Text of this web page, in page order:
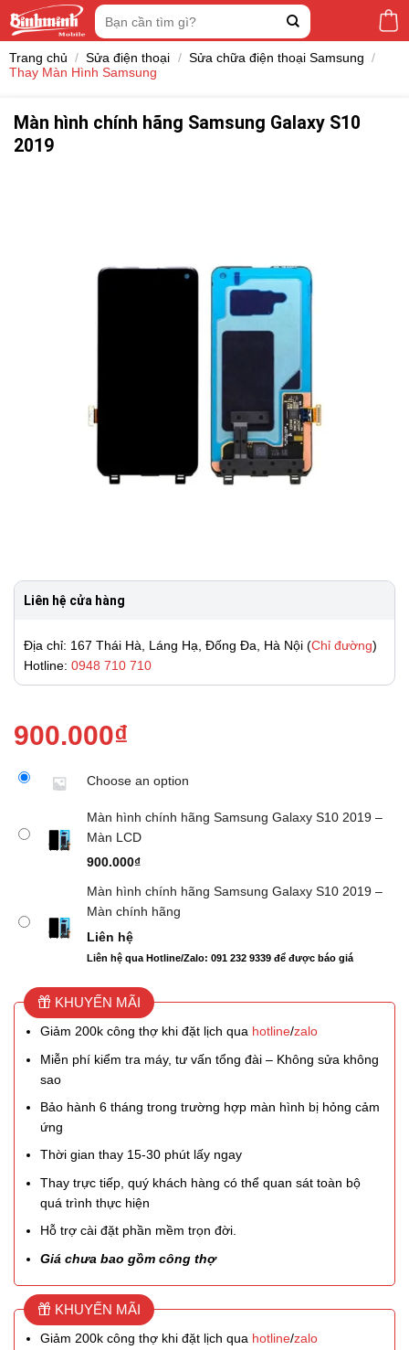
Tìm
kiếm:
Trang chủ / Sửa điện thoại / Sửa chữa điện thoại Samsung /
Thay Màn Hình Samsung
Màn hình chính hãng Samsung Galaxy S10
2019
Liên hệ cửa hàng
Địa chỉ: 167 Thái Hà, Láng Hạ, Đống Đa, Hà Nội (Chỉ đường)
Hotline: 0948 710 710
900.000₫
Choose an option
Màn hình chính hãng Samsung Galaxy S10 2019 –
Màn LCD
900.000₫
Màn hình chính hãng Samsung Galaxy S10 2019 –
Màn chính hãng
Liên hệ
Liên hệ qua Hotline/Zalo: 091 232 9339 để được báo giá
KHUYẾN MÃI
Giảm 200k công thợ khi đặt lịch qua hotline/zalo
Miễn phí kiểm tra máy, tư vấn tổng đài – Không sửa không
sao
Bảo hành 6 tháng trong trường hợp màn hình bị hỏng cảm
ứng
Thời gian thay 15-30 phút lấy ngay
Thay trực tiếp, quý khách hàng có thể quan sát toàn bộ
quá trình thực hiện
Hỗ trợ cài đặt phần mềm trọn đời.
Giá chưa bao gồm công thợ
KHUYẾN MÃI
Giảm 200k công thợ khi đặt lịch qua hotline/zalo